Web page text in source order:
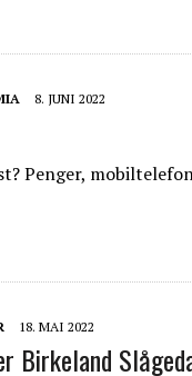
8. JUNI 2022
Penger,
18. MAI 2022
Birkeland